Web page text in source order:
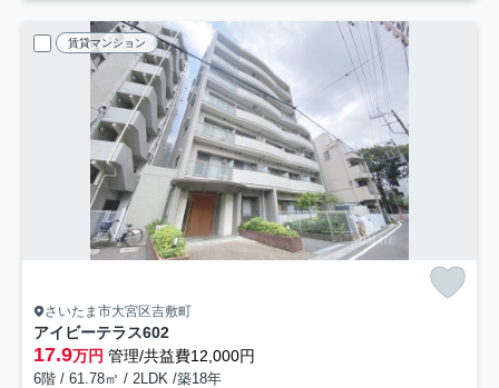
賃貸マンション
さいたま市大宮区吉敷町
アイビーテラス602
17.9万円 管理/共益費12,000円
6階 / 61.78㎡ / 2LDK /築18年